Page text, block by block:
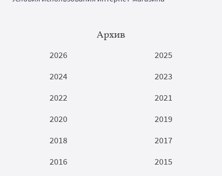
Архив
2026
2025
2024
2023
2022
2021
2020
2019
2018
2017
2016
2015